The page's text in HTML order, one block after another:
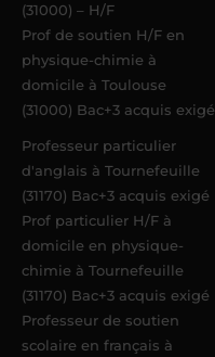
(31000) – H/F
Prof de soutien H/F en
physique-chimie à
domicile à Toulouse
(31000) Bac+3 acquis exigé
Professeur particulier
d'anglais à Tournefeuille
(31170) Bac+3 acquis exigé
Prof particulier H/F à
domicile en physique-
chimie à Tournefeuille
(31170) Bac+3 acquis exigé
Professeur de soutien
scolaire en français à